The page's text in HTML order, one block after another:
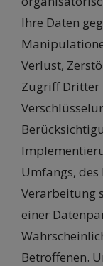
Ihre Daten
Verlust,
Zugriff Dritter
Umfangs, des
Verarbeitung
einer
Betroffenen.